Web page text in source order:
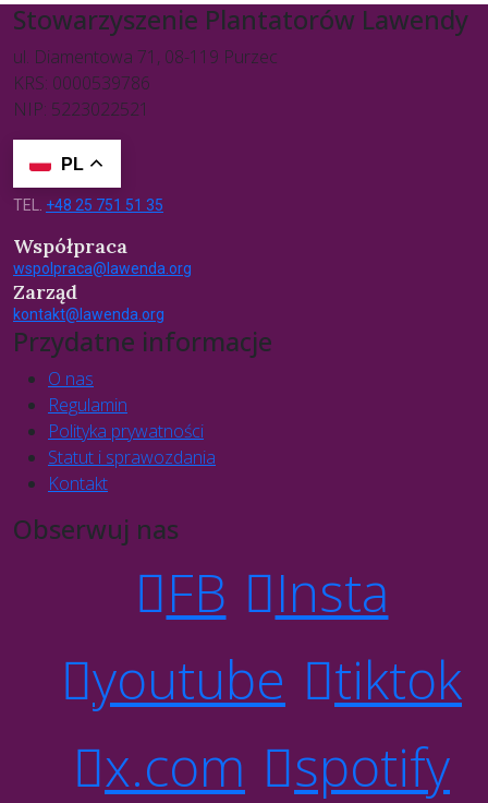
Stowarzyszenie Plantatorów Lawendy
ul. Diamentowa 71, 08-119 Purzec
KRS: 0000539786
NIP: 5223022521
PL
TEL. +48 25 751 51 35
Współpraca
wspolpraca@lawenda.org
Zarząd
kontakt@lawenda.org
Przydatne informacje
O nas
Regulamin
Polityka prywatności
Statut i sprawozdania
Kontakt
Obserwuj nas
FB
Insta
youtube
tiktok
x.com
spotify